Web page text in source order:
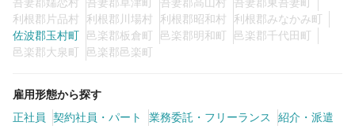
利根郡片品村
利根郡川場村 利根郡昭和村
利根郡みなかみ町
佐波郡玉村町
邑楽郡板倉町 邑楽郡明和町
邑楽郡千代田町
邑楽郡大泉町
邑楽郡邑楽町
雇用形態から探す
正社員
契約社員・パート 業務委託・フリーランス 紹介・派遣